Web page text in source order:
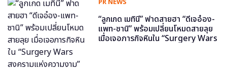
“ลูกเกด เมทินี” ฟาดสายฮา “ดีเจอ๋อง-
แพท-ซานิ” พร้อมเปลี่ยนโหมดสายลุย
เมื่อเจอภารกิจหินใน “Surgery Wars